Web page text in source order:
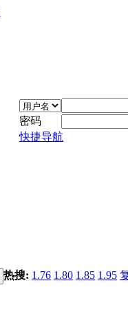
密码
快捷导航
热搜: 1.76 1.80 1.85 1.95